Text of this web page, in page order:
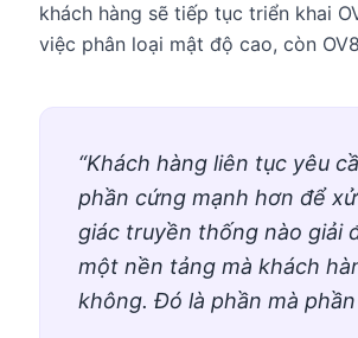
khách hàng sẽ tiếp tục triển khai
việc phân loại mật độ cao, còn
“Khách hàng liên tục yêu
phần cứng mạnh hơn để
giác truyền thống nào giải
một nền tảng mà khách
không. Đó là phần mà